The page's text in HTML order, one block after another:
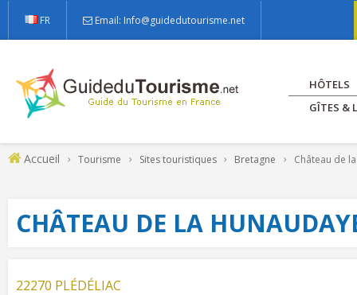
FR Email: Info@guidedutourisme.net
HÔTELS
GÎTES &
Accueil Tourisme Sites touristiques Bretagne Château de
CHÂTEAU DE LA
22270 PLÉDÉLIAC